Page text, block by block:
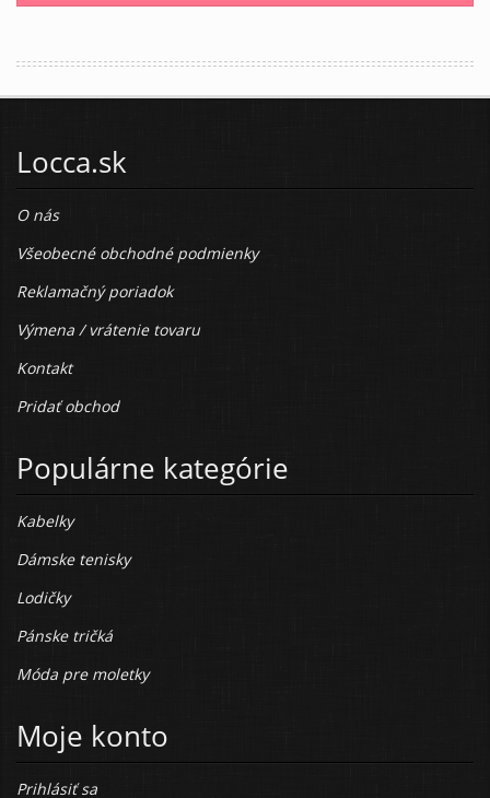
Locca.sk
O nás
Všeobecné obchodné podmienky
Reklamačný poriadok
Výmena / vrátenie tovaru
Kontakt
Pridať obchod
Populárne kategórie
Kabelky
Dámske tenisky
Lodičky
Pánske tričká
Móda pre moletky
Moje konto
Prihlásiť sa